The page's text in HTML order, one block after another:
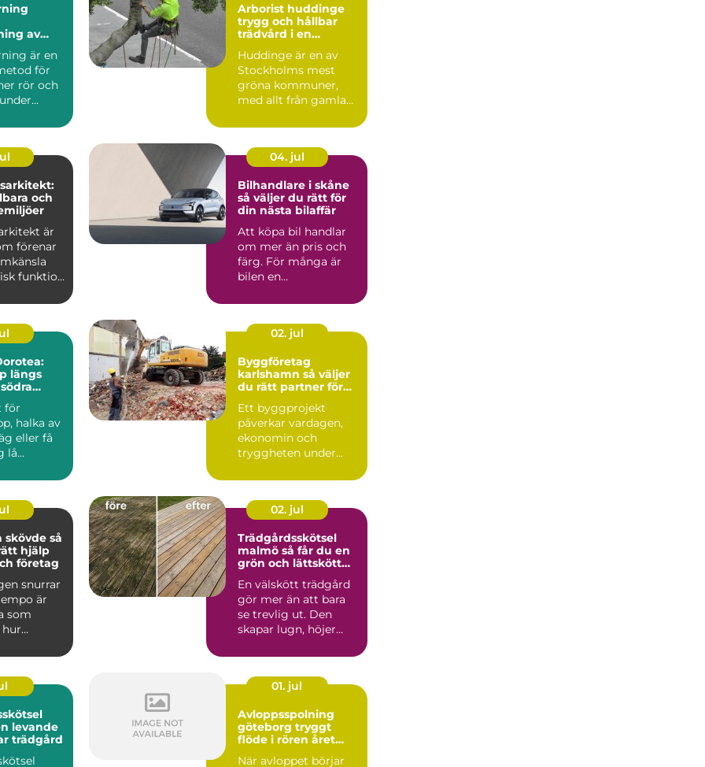
av
är en
för
rör och
Arborist huddinge
trygg och hållbar
trädvård i en
Huddinge är en av
Stockholms mest
gröna kommuner,
med allt från gamla
naturtomter till...
och
är
förenar
funktion
04. jul
Bilhandlare i skåne
så väljer du rätt för
din nästa bilaffär
Att köpa bil handlar
om mer än pris och
färg. För många är
bilen en
ska fungera v...
längs
för
halka av
eller få
lå...
02. jul
Byggföretag
karlshamn så väljer
du rätt partner för
Ett byggprojekt
påverkar vardagen,
ekonomin och
tryggheten under
Därför spelar vale...
så
hjälp
företag
snurrar
är
som
02. jul
Trädgårdsskötsel
malmö så får du en
grön och lättskött
En välskött trädgård
gör mer än att bara
se trevlig ut. Den
skapar lugn, höjer
oc...
levande
trädgård
01. jul
Avloppsspolning
göteborg tryggt
flöde i rören året
När avloppet börjar